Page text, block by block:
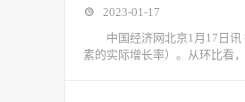
2023-01-17
中国经济网北京1月17日讯
素的实际增长率）。从环比看